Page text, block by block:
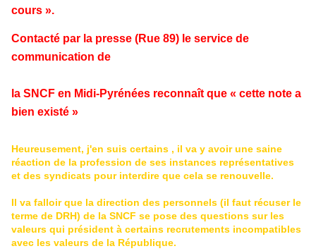
cours ».
Contacté par la presse (Rue 89) le service de
communication de
la SNCF en Midi-Pyrénées reconnaît que « cette note a
bien existé »
Heureusement, j'en suis certains , il va y avoir une saine
réaction de la profession de ses instances représentatives
et des syndicats pour interdire que cela se renouvelle.
Il va falloir que la direction des personnels (il faut récuser le
terme de DRH) de la SNCF se pose des questions sur les
valeurs qui président à certains recrutements incompatibles
avec les valeurs de la République.